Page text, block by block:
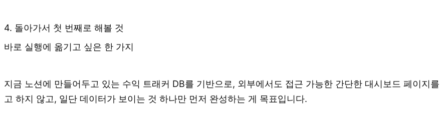
4. 돌아가서 첫 번째로 해볼 것
바로 실행에 옮기고 싶은 한 가지
지금 노션에 만들어두고 있는 수익 트래커 DB를 기반으로, 외부에서도 접근 가능한 간단한 대시보드 페이지
고 하지 않고, 일단 데이터가 보이는 것 하나만 먼저 완성하는 게 목표입니다.